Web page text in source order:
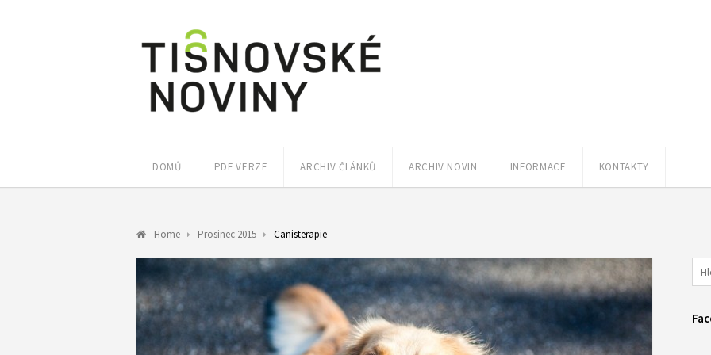
DOMŮ PDF VERZE ARCHIV ČLÁNKŮ ARCHIV NOVIN INFORMACE KONTAKTY
Home Prosinec 2015 Canisterapie